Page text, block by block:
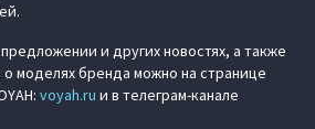
и других новостях, а также
моделях бренда можно на странице
voyah.ru и в телеграм-канале